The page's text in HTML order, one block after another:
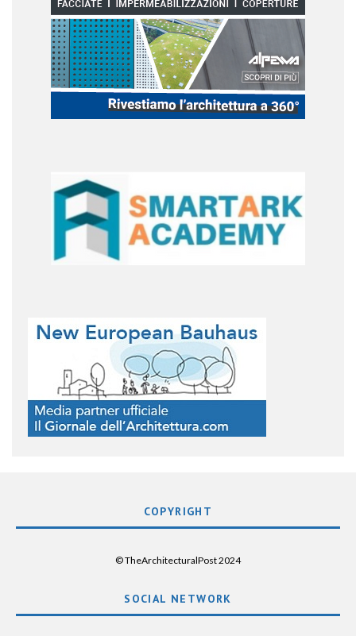
COPYRIGHT
© TheArchitecturalPost 2024
SOCIAL NETWORK